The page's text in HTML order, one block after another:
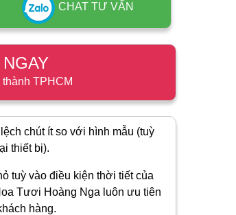
CHAT TƯ VẤN
TPHCM
chút ít so với hình mẫu (tuỳ
thiết bị).
tuỳ vào điều kiện thời tiết của
Tươi Hoàng Nga luôn ưu tiên
hàng.